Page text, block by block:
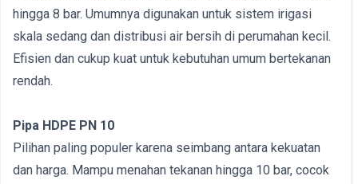
hingga 8 bar. Umumnya digunakan untuk sistem irigasi
skala sedang dan distribusi air bersih di perumahan kecil.
Efisien dan cukup kuat untuk kebutuhan umum bertekanan
rendah.
Pipa HDPE PN 10
Pilihan paling populer karena seimbang antara kekuatan
dan harga. Mampu menahan tekanan hingga 10 bar, cocok